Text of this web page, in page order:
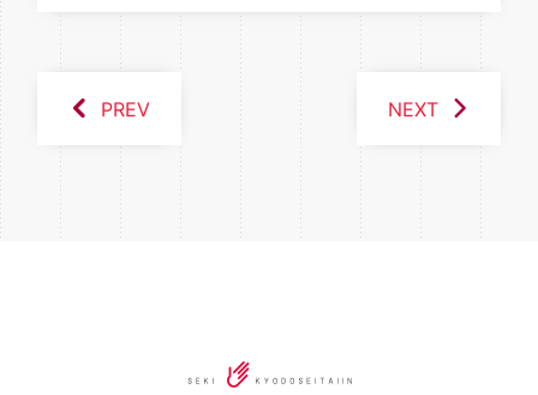
PREV NEXT